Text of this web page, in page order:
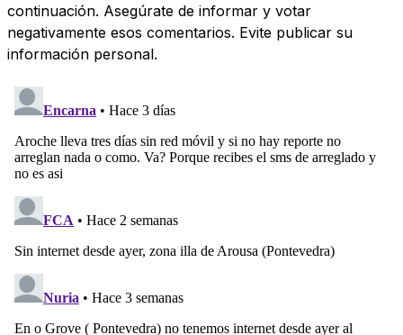
continuación. Asegúrate de informar y votar
negativamente esos comentarios. Evite publicar su
información personal.